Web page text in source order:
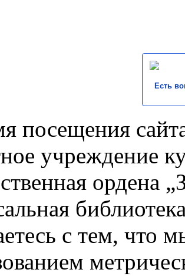
Есть
посещения
учреждение
ордена
с тем, что